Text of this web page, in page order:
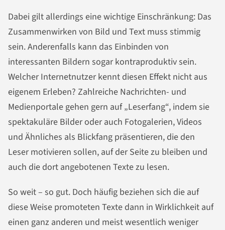
Dabei gilt allerdings eine wichtige Einschränkung: Das
Zusammenwirken von Bild und Text muss stimmig
sein. Anderenfalls kann das Einbinden von
interessanten Bildern sogar kontraproduktiv sein.
Welcher Internetnutzer kennt diesen Effekt nicht aus
eigenem Erleben? Zahlreiche Nachrichten- und
Medienportale gehen gern auf „Leserfang“, indem sie
spektakuläre Bilder oder auch Fotogalerien, Videos
und Ähnliches als Blickfang präsentieren, die den
Leser motivieren sollen, auf der Seite zu bleiben und
auch die dort angebotenen Texte zu lesen.
So weit – so gut. Doch häufig beziehen sich die auf
diese Weise promoteten Texte dann in Wirklichkeit auf
einen ganz anderen und meist wesentlich weniger